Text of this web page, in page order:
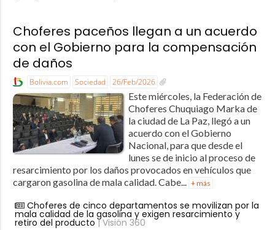
Choferes paceños llegan a un acuerdo
con el Gobierno para la compensación
de daños
Bolivia.com Sociedad 26/Feb/2026
Este miércoles, la Federación de
Choferes Chuquiago Marka de
la ciudad de La Paz, llegó a un
acuerdo con el Gobierno
Nacional, para que desde el
lunes se de inicio al proceso de
resarcimiento por los daños provocados en vehículos que
cargaron gasolina de mala calidad. Cabe... + más
Choferes de cinco departamentos se movilizan por la
mala calidad de la gasolina y exigen resarcimiento y
retiro del producto | Visión 360